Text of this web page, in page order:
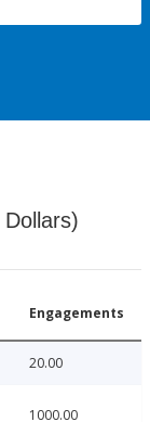
Engagements
20.00
1000.00